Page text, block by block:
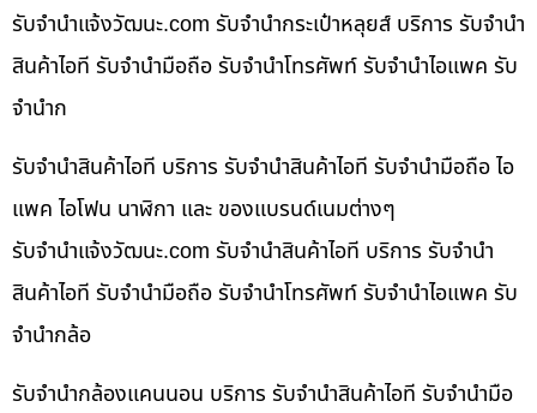
รับจํานําแจ้งวัฒนะ.com รับจำนำกระเป๋าหลุยส์ บริการ รับจำนำ
สินค้าไอที รับจำนำมือถือ รับจำนำโทรศัพท์ รับจำนำไอแพค รับ
จำนำก
รับจำนำสินค้าไอที บริการ รับจำนำสินค้าไอที รับจำนำมือถือ ไอ
แพค ไอโฟน นาฬิกา และ ของแบรนด์เนมต่างๆ
รับจํานําแจ้งวัฒนะ.com รับจำนำสินค้าไอที บริการ รับจำนำ
สินค้าไอที รับจำนำมือถือ รับจำนำโทรศัพท์ รับจำนำไอแพค รับ
จำนำกล้อ
รับจำนำกล้องแคนนอน บริการ รับจำนำสินค้าไอที รับจำนำมือ